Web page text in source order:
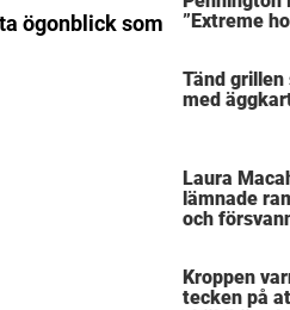
ögonblick som
”Extreme
Tänd grillen
med
Laura
lämnade
och
senare
Kroppen
tecken på